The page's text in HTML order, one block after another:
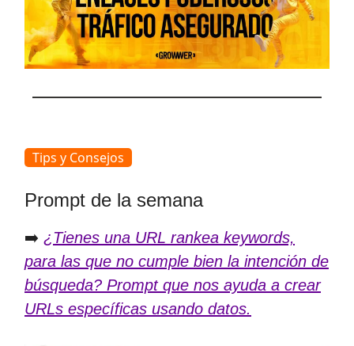
Tips y Consejos
Prompt de la semana
➡️ ¿Tienes una URL rankea keywords,
para las que no cumple bien la intención de
búsqueda? Prompt que nos ayuda a crear
URLs específicas usando datos.